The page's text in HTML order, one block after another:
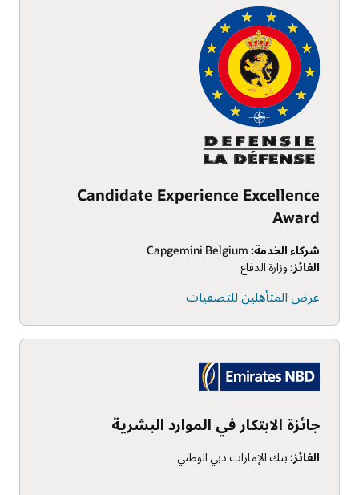
Candidate Experience Excellence
Award
شركاء الخدمة:
الفائز: وزارة الدفاع
عرض المتأهلين للتصفيات
جائزة الابتكار في الموارد البشرية
الفائز: بنك الإمارات دبي الوطني